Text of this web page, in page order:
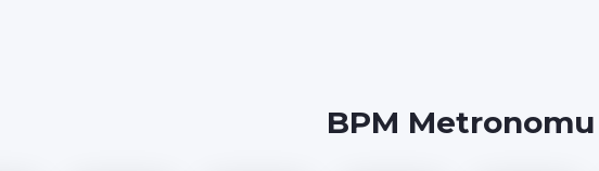
BPM Metronomu